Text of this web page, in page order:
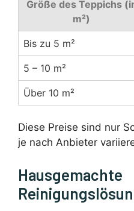
Größe des Teppichs
m²)
Bis zu 5 m²
5 – 10 m²
Über 10 m²
Diese Preise sind nur
je nach Anbieter
Hausgemachte